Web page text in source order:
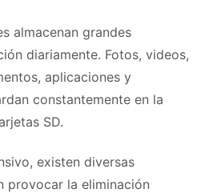
almacenan grandes
diariamente. Fotos, videos,
aplicaciones y
constantemente en la
SD.
existen diversas
provocar la eliminación